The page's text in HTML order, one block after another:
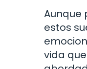
Aunque
estos
vida